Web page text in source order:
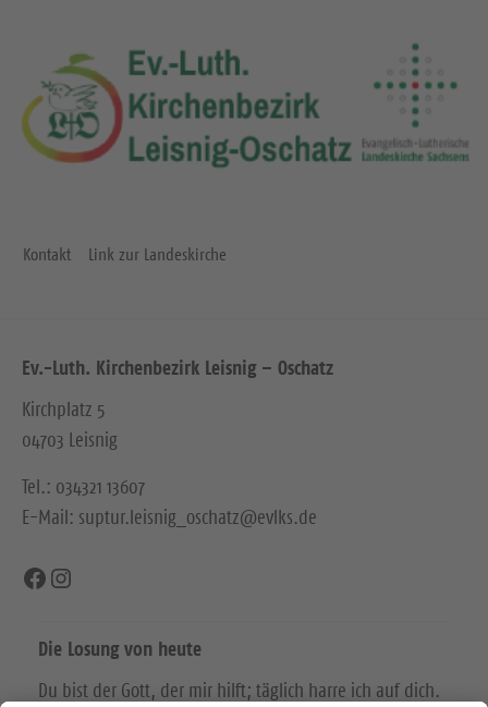
Kontakt Link zur Landeskirche
Ev.-Luth. Kirchenbezirk Leisnig – Oschatz
Kirchplatz 5
04703 Leisnig
Tel.: 034321 13607
E-Mail: suptur.leisnig_oschatz@evlks.de
Facebook
Instagram
Die Losung von heute
Du bist der Gott, der mir hilft; täglich harre ich auf dich.